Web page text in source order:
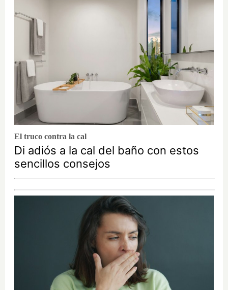
El truco contra la cal
Di adiós a la cal del baño con estos
sencillos consejos